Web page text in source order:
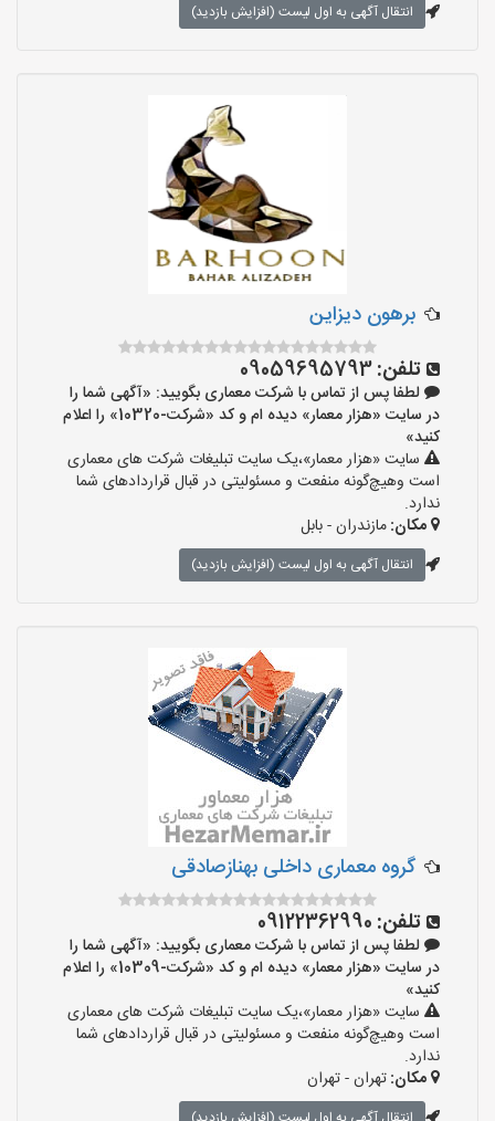
انتقال آگهی به اول لیست (افزایش بازدید)
برهون دیزاین
تلفن:09059695793
لطفا پس از تماس با شرکت معماری بگویید: «آگهی شما را
در سایت «هزار معمار» دیده ام و کد «شرکت-10320» را اعلام
کنید»
سایت «هزار معمار»،یک سایت تبلیغات شرکت های معماری
است وهیچ‌گونه منفعت و مسئولیتی در قبال قراردادهای شما
ندارد.
مکان:مازندران - بابل
انتقال آگهی به اول لیست (افزایش بازدید)
گروه معماری داخلی بهنازصادقی
تلفن: 09122362990
لطفا پس از تماس با شرکت معماری بگویید: «آگهی شما را
در سایت «هزار معمار» دیده ام و کد «شرکت-10309» را اعلام
کنید»
سایت «هزار معمار»،یک سایت تبلیغات شرکت های معماری
است وهیچ‌گونه منفعت و مسئولیتی در قبال قراردادهای شما
ندارد.
مکان:تهران - تهران